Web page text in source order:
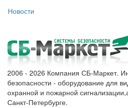
Новости
2006 - 2026 Компания СБ-Маркет.
безопасности - оборудование для
охранной и пожарной
Санкт-Петербурге.